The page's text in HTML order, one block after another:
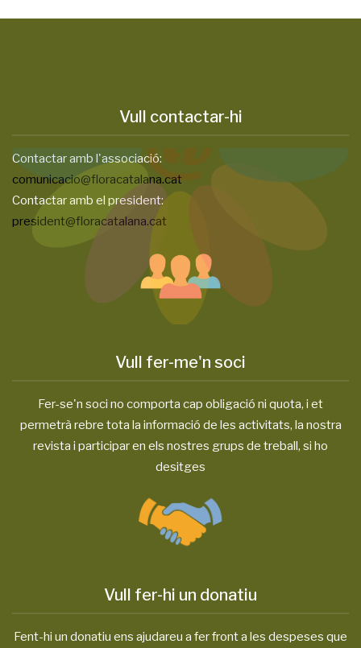
Vull contactar-hi
Contactar amb l'associació:
comunicacio@floracatalana.cat
Contactar amb el president:
president@floracatalana.cat
Vull fer-me'n soci
Fer-se'n soci no comporta cap obligació ni quota, i et
permetrà rebre tota la informació de les activitats, la nostra
revista i participar en els nostres grups de treball, si ho
desitges
Vull fer-hi un donatiu
Fent-hi un donatiu ens ajudareu a fer front a les despeses que